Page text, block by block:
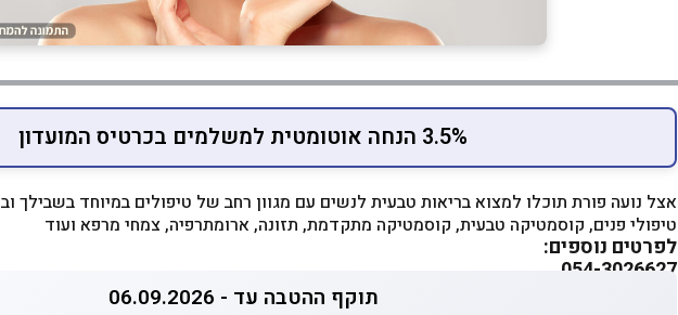
3.5% הנחה אוטומטית למשלמים בכרטיס המועדון
אצל נועה פורת תוכלו למצוא בריאות טבעית לנשים עם מגוון רחב של טיפולים במיוחד בשבילך
טיפולי פנים, קוסמטיקה טבעית, קוסמטיקה מתקדמת, תזונה, ארומתרפיה, צמחי מרפא ועוד
לפרטים נוספים:
054-3026627
תוקף ההטבה עד - 06.09.2026